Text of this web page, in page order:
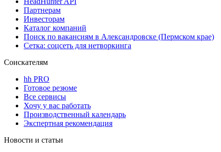
Партнерам
Инвесторам
Каталог компаний
Поиск по вакансиям в Александровске (Пермском крае)
Сетка: соцсеть для нетворкинга
Соискателям
hh PRO
Готовое резюме
Все сервисы
Хочу у вас работать
Производственный календарь
Экспертная рекомендация
Новости и статьи